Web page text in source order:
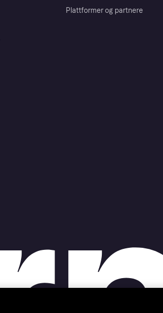
Plattformer og partnere